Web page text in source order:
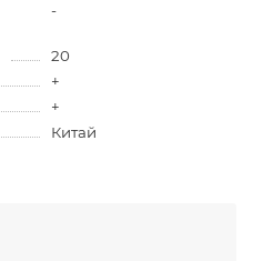
-
20
+
+
Китай